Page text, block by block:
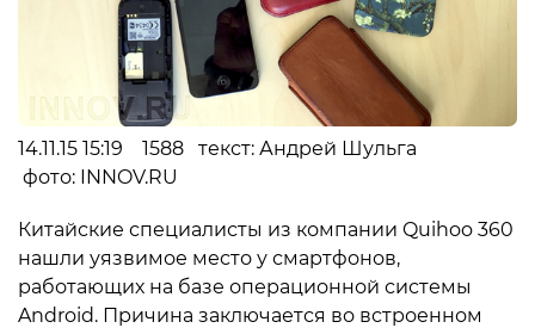
14.11.15 15:19 1588 текст: Андрей Шульга
фото: INNOV.RU
Китайские специалисты из компании Quihoo 360
нашли уязвимое место у смартфонов,
работающих на базе операционной системы
Android. Причина заключается во встроенном